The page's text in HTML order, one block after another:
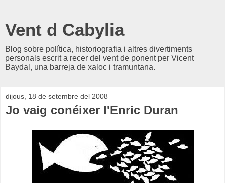
Vent d Cabylia
Blog sobre política, historiografia i altres divertiments
personals escrit a recer del vent de ponent per Vicent
Baydal, una barreja de xaloc i tramuntana.
dijous, 18 de setembre del 2008
Jo vaig conéixer l'Enric Duran